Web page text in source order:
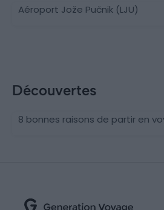
Aéroport Jože Pučnik (LJU)
Découvertes
8 bonnes raisons de partir en